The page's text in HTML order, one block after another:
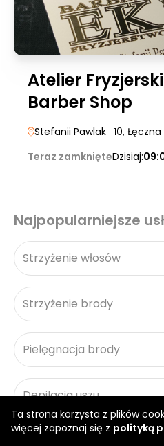
Ta strona korzysta z plików
więcej zapoznaj się z polityką
Atelier
Barber Shop
Stefanii Pawlak | 10, Łęczna
Teraz zamknięteDzisiaj:
Najpopularniejsze
Strzyżenie włosów
Strzyżenie brody
Pielęgnacja brody
Depilacja uszu